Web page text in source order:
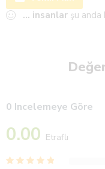
... insanlar şu
0 Incelemeye Göre
0.00 Etraflı